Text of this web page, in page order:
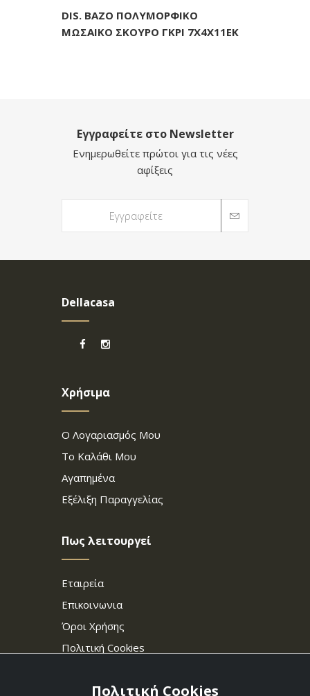
DIS. ΒΑΖΟ ΠΟΛΥΜΟΡΦΙΚΟ
ΜΩΣΑΙΚΟ ΣΚΟΥΡΟ ΓΚΡΙ 7Χ4Χ11ΕΚ
Εγγραφείτε στο Newsletter
Ενημερωθείτε πρώτοι για τις νέες
αφίξεις
Dellacasa
Χρήσιμα
Ο Λογαριασμός Μου
Το Καλάθι Μου
Αγαπημένα
Εξέλιξη Παραγγελίας
Πως λειτουργεί
Εταιρεία
Επικοινωνια
Όροι Χρήσης
Πολιτική Cookies
Πολιτική Cookies